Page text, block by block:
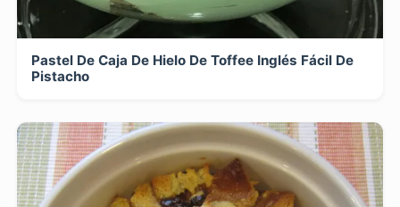
Pastel De Caja De Hielo De Toffee Inglés Fácil De
Pistacho